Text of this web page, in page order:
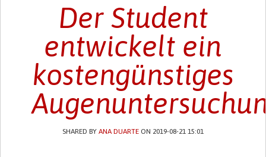
Der Student
entwickelt ein
kostengünstiges
SHARED BY ANA DUARTEON 2019-08-21 15:01